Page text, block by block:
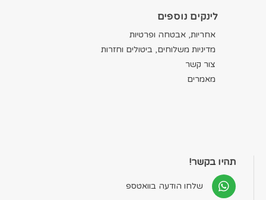
לינקים נוספים
אחריות, אבטחה ופרטיות
מדיניות משלוחים, ביטולים וחזרות
צור קשר
מאמרים
תהיו בקשר!
שלחו הודעה בוואטספ